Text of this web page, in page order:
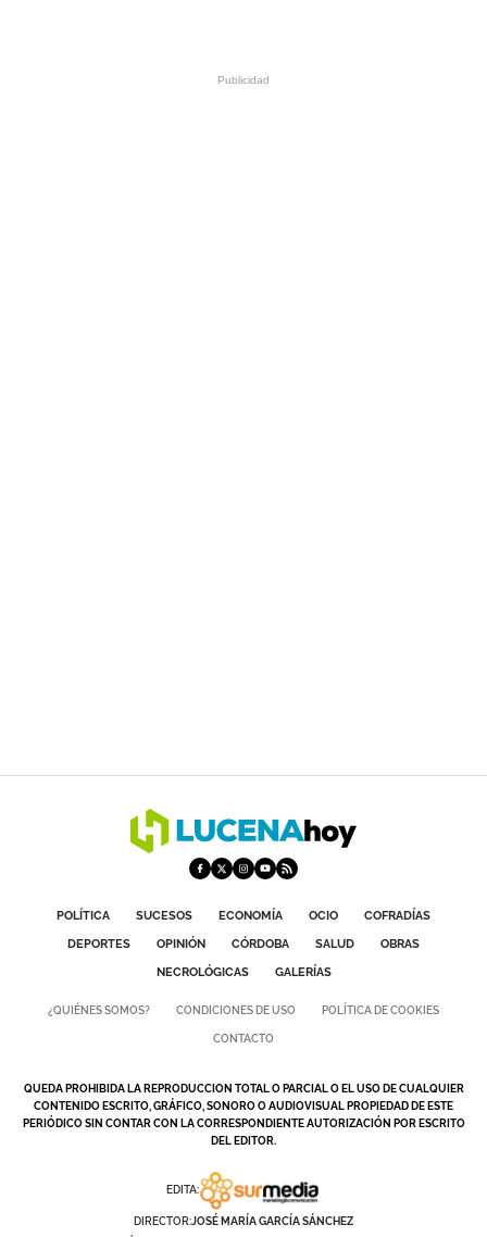
POLÍTICA SUCESOS ECONOMÍA OCIO
COFRADÍAS
DEPORTES
OPINIÓN CÓRDOBA SALUD
OBRAS
NECROLÓGICAS
GALERÍAS
¿QUIÉNES SOMOS? CONDICIONES DE USO POLÍTICA DE COOKIES
CONTACTO
QUEDA PROHIBIDA LA REPRODUCCION TOTAL O PARCIAL O EL USO DE CUALQUIER
CONTENIDO ESCRITO, GRÁFICO, SONORO O AUDIOVISUAL PROPIEDAD DE ESTE
PERIÓDICO SIN CONTAR CON LA CORRESPONDIENTE AUTORIZACIÓN POR ESCRITO
DEL EDITOR.
EDITA:
DIRECTOR:JOSÉ MARÍA GARCÍA SÁNCHEZ